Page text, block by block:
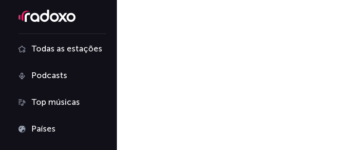
Todas as estações
Podcasts
Top músicas
Países